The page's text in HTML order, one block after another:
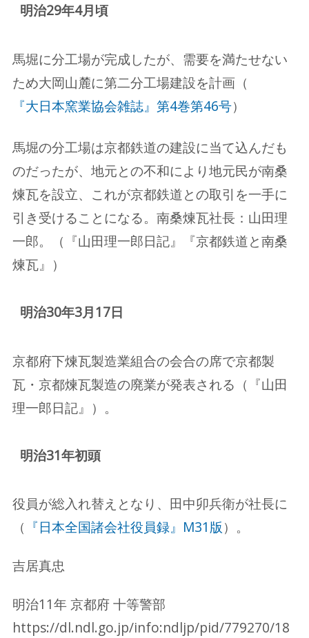
明治29年4月頃
馬堀に分工場が完成したが、需要を満たせない
ため大岡山麓に第二分工場建設を計画（
『大日本窯業協会雑誌』第4巻第46号）
馬堀の分工場は京都鉄道の建設に当て込んだも
のだったが、地元との不和により地元民が南桑
煉瓦を設立、これが京都鉄道との取引を一手に
引き受けることになる。南桑煉瓦社長：山田理
一郎。（『山田理一郎日記』『京都鉄道と南桑
煉瓦』）
明治30年3月17日
京都府下煉瓦製造業組合の会合の席で京都製
瓦・京都煉瓦製造の廃業が発表される（『山田
理一郎日記』）。
明治31年初頭
役員が総入れ替えとなり、田中卯兵衛が社長に
（ 『日本全国諸会社役員録』M31版）。
吉居真忠
明治11年 京都府 十等警部
https://dl.ndl.go.jp/info:ndljp/pid/779270/18